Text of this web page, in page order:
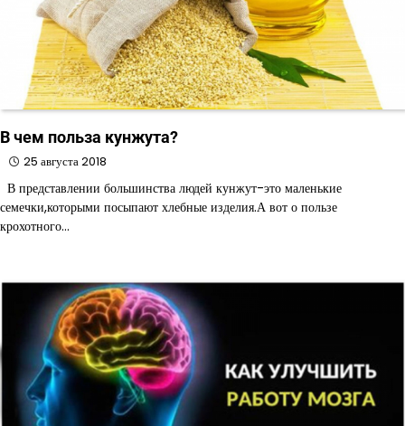
В чем польза кунжута?
25 августа 2018
В представлении большинства людей кунжут-это маленькие
семечки,которыми посыпают хлебные изделия.А вот о пользе
крохотного…